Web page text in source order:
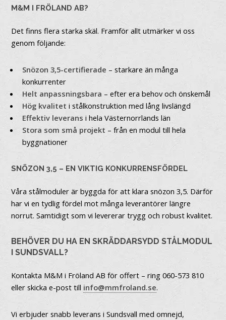
M&M I FRÖLAND AB?
Det finns flera starka skäl. Framför allt utmärker vi oss
genom följande:
Snözon 3,5-certifierade – starkare än många
konkurrenter
Helt anpassningsbara – efter era behov och önskemål
Hög kvalitet i stålkonstruktion med lång livslängd
Effektiv leverans i hela Västernorrlands län
Stora som små projekt – från en modul till hela
byggnationer
SNÖZON 3,5 – EN VIKTIG KONKURRENSFÖRDEL
Våra stålmoduler är byggda för att klara snözon 3,5. Därför
har vi en tydlig fördel mot många leverantörer längre
norrut. Samtidigt som vi levererar trygg och robust kvalitet.
BEHÖVER DU HA EN SKRÄDDARSYDD STÅLMODUL
I SUNDSVALL?
Kontakta M&M i Fröland AB för offert – ring 060-573 810
eller skicka e-post till info@mmfroland.se.
Vi erbjuder snabb leverans i Sundsvall med omnejd,